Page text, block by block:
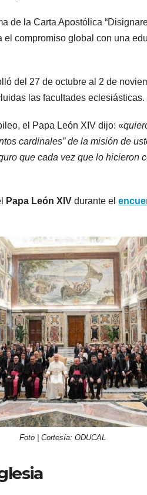
de la Carta Apostólica
el compromiso global con una
del 27 de octubre al 2 de
las facultades eclesiásticas.
el Papa León XIV dijo: «
cardinales” de la misión de
que cada vez que lo hicieron
Papa León XIV durante el
Foto | Cortesía: ODUCAL